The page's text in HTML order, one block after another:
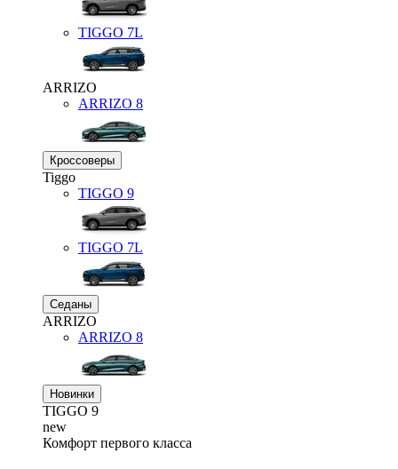
TIGGO 7L
ARRIZO
ARRIZO 8
Кроссоверы
Tiggo
TIGGO 9
TIGGO 7L
Седаны
ARRIZO
ARRIZO 8
Новинки
TIGGO 9
new
Комфорт первого класса